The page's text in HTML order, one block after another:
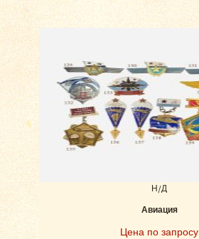
Н/Д
Авиация
Цена по запросу